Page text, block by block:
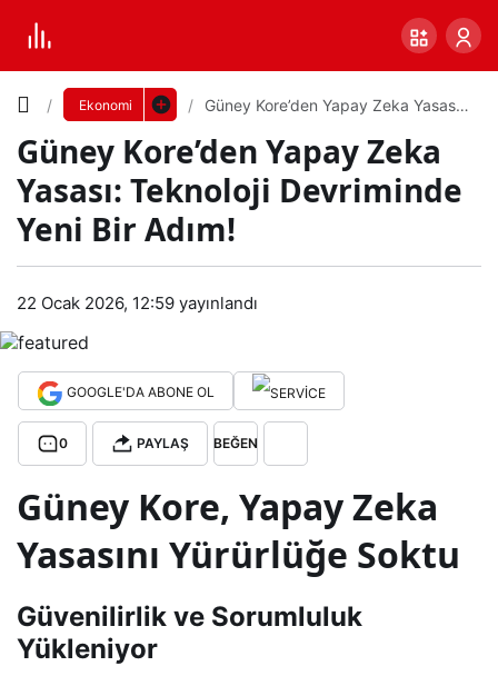
Ekonomi
Güney Kore’den Yapay Zeka Yasası:
Güney Kore’den Yapay Zeka
Yasası: Teknoloji Devriminde
Yeni Bir Adım!
22 Ocak 2026, 12:59 yayınlandı
GOOGLE'DA ABONE OL
0 PAYLAŞ BEĞEN
Güney Kore, Yapay Zeka
Yasasını Yürürlüğe Soktu
Güvenilirlik ve Sorumluluk
Yükleniyor
Gün
Kor
e’de
Zek
Yazı
Boyutunu
Ayarla
Varsayılana
0 PAYLAŞ